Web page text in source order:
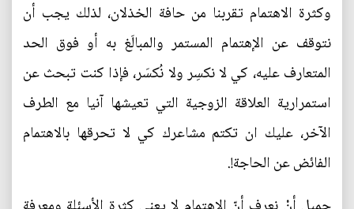
وكثرة الاهتمام تقربنا من حافة الخذلان، لذلك يجب أن
نتوقف عن الإهتمام المستمر والمبالَغ به أو فوق الحد
المتعارف عليه، كي لا نكسِر ولا نُكسَر، فإذا كنت تبحث عن
استمرارية العلاقة الزوجية التي تعيشها آنيا مع الطرف
الآخر، عليك ان تكتم مشاعرك كي لا تحرقها بالاهتمام
الفائض عن الحاجة!.